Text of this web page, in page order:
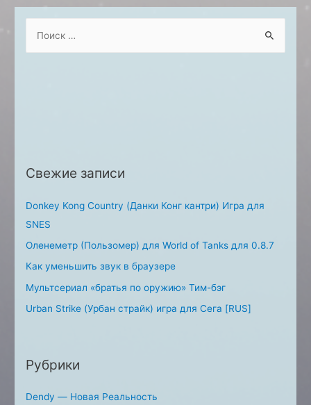
rСвежие записи
Donkey Kong Country (Данки Конг кантри) Игра для
SNES
Оленеметр (Пользомер) для World of Tanks для 0.8.7
Как уменьшить звук в браузере
Мультсериал «братья по оружию» Тим-бэг
Urban Strike (Урбан страйк) игра для Сега [RUS]
Рубрики
Dendy — Новая Реальность